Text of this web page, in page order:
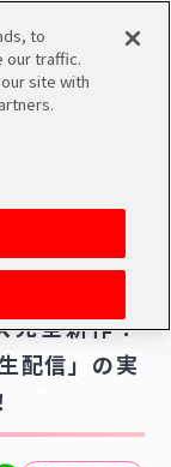
ジュール 検索
ついて
ルコード・
とば
入り
火)19:00～
完全新作！
配信」の実
to
our traffic.
site with